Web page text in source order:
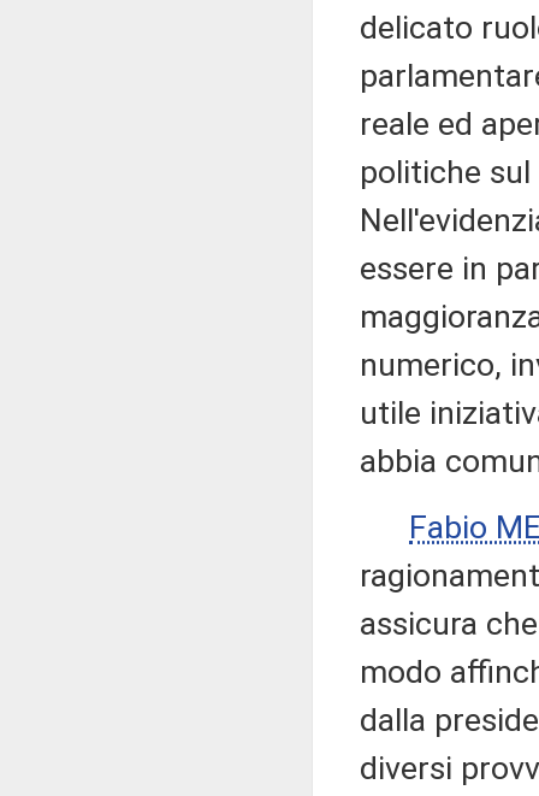
delicato
reale ed
politiche
essere in
numerico,
utile
abbia
Fabio
assicura
modo
dalla
diversi